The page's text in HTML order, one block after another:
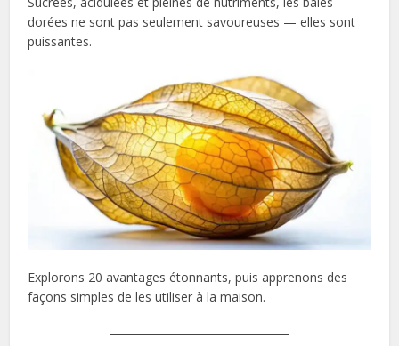
dorées ne sont pas seulement savoureuses — elles sont
puissantes.
Explorons 20 avantages étonnants, puis apprenons des
façons simples de les utiliser à la maison.